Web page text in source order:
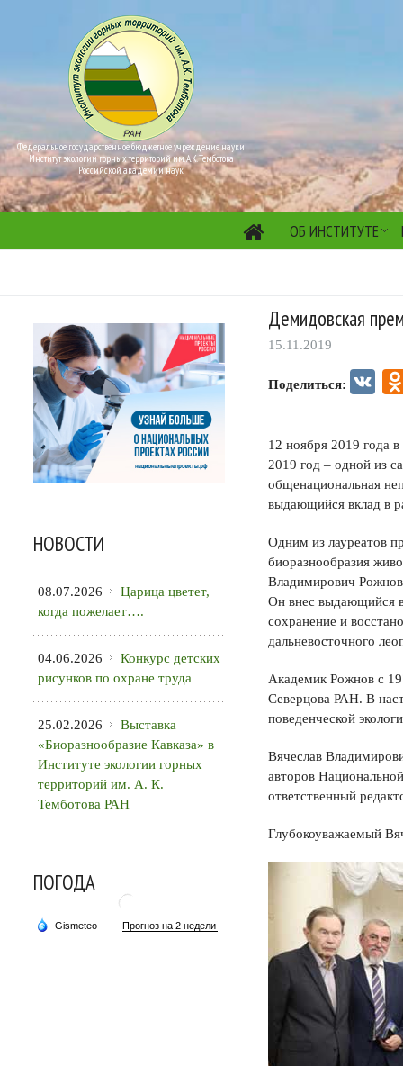
Федеральное государственное бюджетное учреждение науки
Институт экологии горных территорий им. А.К. Темботова
Российской академии наук
ОБ ИНСТИТУТЕ
Демидовская
15.11.2019
Поделиться: VK
12 ноября 2019 года
2019 год – одной из
общенациональная
выдающийся вклад в
Одним из лауреатов
биоразнообразия
Владимирович Рожнов
Он внес выдающийся
сохранение и
дальневосточного
Академик Рожнов с
Северцова РАН. В
поведенческой
Вячеслав
авторов
ответственный
Глубокоуважаемый
НОВОСТИ
08.07.2026
Царица цветет,
когда пожелает….
04.06.2026
Конкурс детских
рисунков по охране труда
25.02.2026
Выставка
«Биоразнообразие Кавказа» в
Институте экологии горных
территорий им. А. К.
Темботова РАН
ПОГОДА